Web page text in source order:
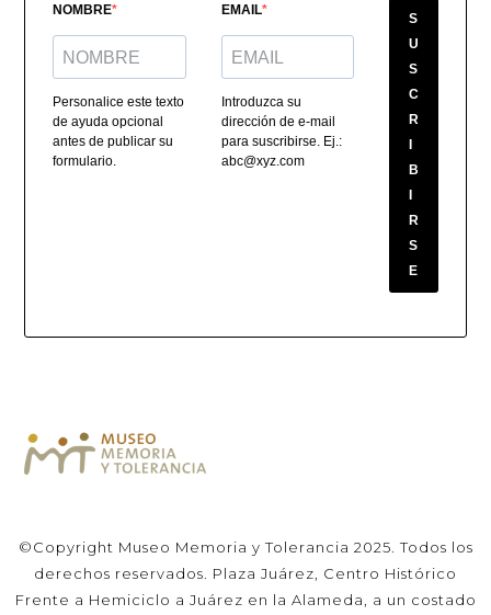
NOMBRE
Personalice este texto
de ayuda opcional
antes de publicar su
formulario.
EMAIL
Introduzca su
dirección de e-mail
para suscribirse. Ej.:
abc@xyz.com
S
U
S
C
R
B
R
S
E
©Copyright Museo Memoria y Tolerancia 2025. Todos los
derechos reservados. Plaza Juárez, Centro Histórico
Frente a Hemiciclo a Juárez en la Alameda, a un costado